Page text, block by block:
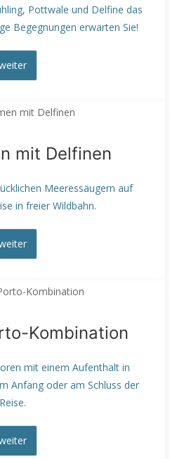
Pottwale und Delfine das
Begegnungen erwarten Sie!
mit Delfinen
Meeressäugern auf
in freier Wildbahn.
Kombination
mit einem Aufenthalt in
Anfang oder am Schluss der
Reise.